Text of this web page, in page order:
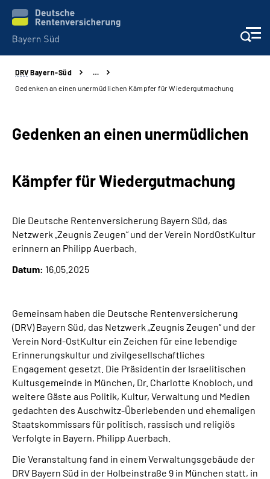
Beratung und Kontakt
Rehaverbund
Inhalte in Gebärdensprache (DGS)
Suche
Mein Kundenportal
DRV Bayern-Süd
…
Gedenken an einen unermüdlichen Kämpfer für Wiedergutmachung
Gedenken an einen unermüdlichen
Kämpfer für Wiedergutmachung
Die Deutsche Rentenversicherung Bayern Süd, das
Netzwerk „Zeugnis Zeugen“ und der Verein NordOstKultur
erinnern an Philipp Auerbach.
Datum: 16.05.2025
Gemeinsam haben die Deutsche Rentenversicherung
(DRV) Bayern Süd, das Netzwerk „Zeugnis Zeugen“ und der
Verein Nord-OstKultur ein Zeichen für eine lebendige
Erinnerungskultur und zivilgesellschaftliches
Engagement gesetzt. Die Präsidentin der Israelitischen
Kultusgemeinde in München, Dr. Charlotte Knobloch, und
weitere Gäste aus Politik, Kultur, Verwaltung und Medien
gedachten des Auschwitz-Überlebenden und ehemaligen
Staatskommissars für politisch, rassisch und religiös
Verfolgte in Bayern, Philipp Auerbach.
Die Veranstaltung fand in einem Verwaltungsgebäude der
DRV Bayern Süd in der Holbeinstraße 9 in München statt, in